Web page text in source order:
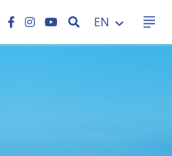
SEARCH
EN